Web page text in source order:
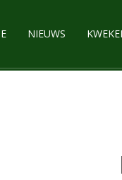
NIEUWS